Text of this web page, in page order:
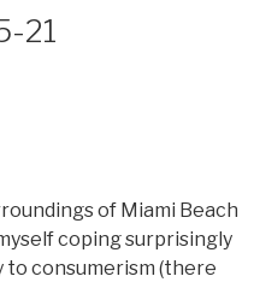
21
of Miami Beach
coping surprisingly
consumerism (there